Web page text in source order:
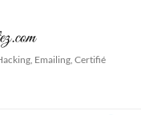
Emailing, Certifié